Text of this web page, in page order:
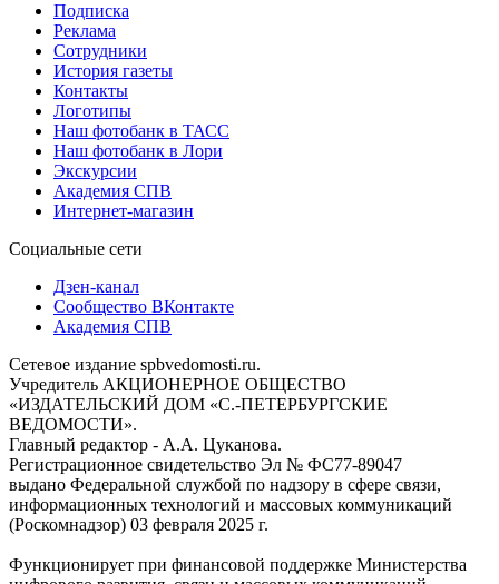
Подписка
Реклама
Сотрудники
История газеты
Контакты
Логотипы
Наш фотобанк в ТАСС
Наш фотобанк в Лори
Экскурсии
Академия СПВ
Интернет-магазин
Социальные сети
Дзен-канал
Сообщество ВКонтакте
Академия СПВ
Сетевое издание spbvedomosti.ru.
Учредитель АКЦИОНЕРНОЕ ОБЩЕСТВО
«ИЗДАТЕЛЬСКИЙ ДОМ «С.-ПЕТЕРБУРГСКИЕ
ВЕДОМОСТИ».
Главный редактор - А.А. Цуканова.
Регистрационное свидетельство Эл № ФС77-89047
выдано Федеральной службой по надзору в сфере связи,
информационных технологий и массовых коммуникаций
(Роскомнадзор) 03 февраля 2025 г.
Функционирует при финансовой поддержке Министерства